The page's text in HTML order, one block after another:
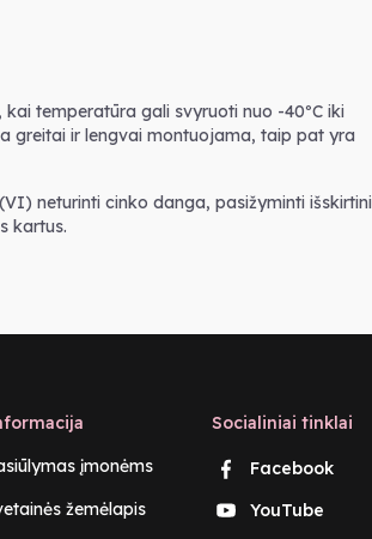
temperatūra gali svyruoti nuo -40ºC iki
greitai ir lengvai montuojama, taip pat yra
neturinti cinko danga, pasižyminti
kartus.
įmonėms
žemėlapis
Socialiniai tinklai
Facebook
YouTube